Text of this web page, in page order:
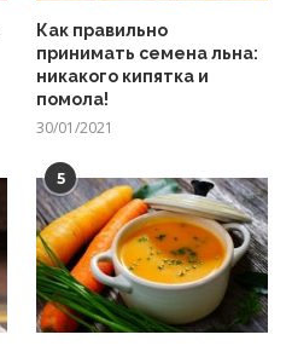
Как правильно
принимать семена льна:
никакого кипятка и
помола!
30/01/2021
5